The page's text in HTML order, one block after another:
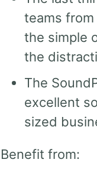
teams
the simple
the
The
excellent
sized
Benefit from: